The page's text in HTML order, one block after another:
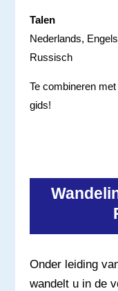
Talen
Nederlands,
Russisch
Te combineren
gids!
Onder leiding
wandelt u in de